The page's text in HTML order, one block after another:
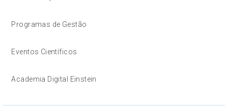
Programas de Gestão
Eventos Científicos
Academia Digital Einstein